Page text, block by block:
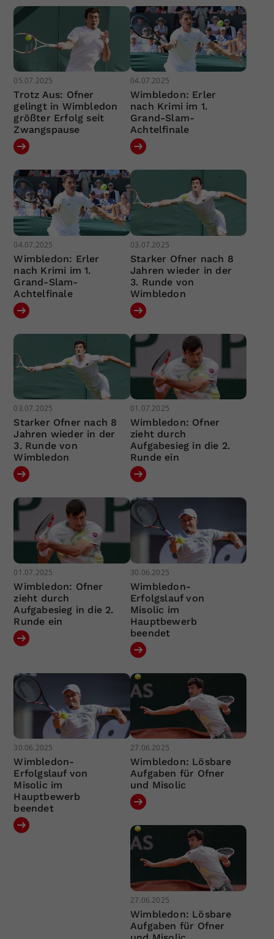
05.07.2025
Trotz Aus: Ofner
gelingt in Wimbledon
größter Erfolg seit
Zwangspause
04.07.2025
Wimbledon: Erler
nach Krimi im 1.
Grand-Slam-
Achtelfinale
04.07.2025
Wimbledon: Erler
nach Krimi im 1.
Grand-Slam-
Achtelfinale
03.07.2025
Starker Ofner nach 8
Jahren wieder in der
3. Runde von
Wimbledon
03.07.2025
Starker Ofner nach 8
Jahren wieder in der
3. Runde von
Wimbledon
01.07.2025
Wimbledon: Ofner
zieht durch
Aufgabesieg in die 2.
Runde ein
01.07.2025
Wimbledon: Ofner
zieht durch
Aufgabesieg in die 2.
Runde ein
30.06.2025
Wimbledon-
Erfolgslauf von
Misolic im
Hauptbewerb
beendet
30.06.2025
Wimbledon-
Erfolgslauf von
Misolic im
Hauptbewerb
beendet
27.06.2025
Wimbledon: Lösbare
Aufgaben für Ofner
und Misolic
27.06.2025
Wimbledon: Lösbare
Aufgaben für Ofner